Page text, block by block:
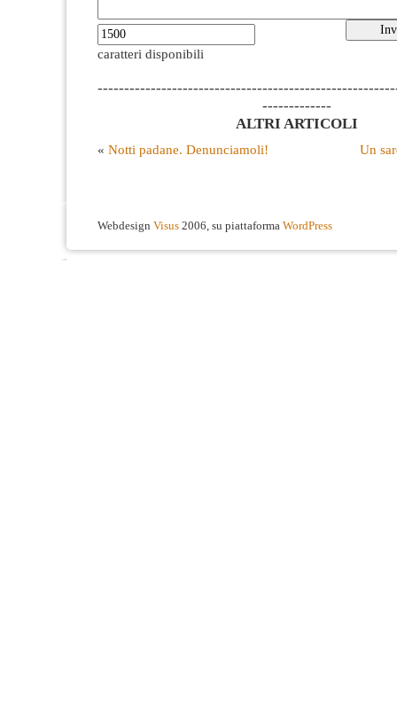
caratteri disponibili
-------------
ALTRI ARTICOLI
« Notti padane. Denunciamoli! Un
Webdesign Visus 2006, su piattaforma WordPress